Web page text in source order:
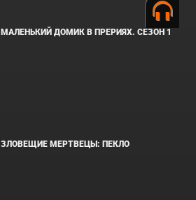
МАЛЕНЬКИЙ ДОМИК В ПРЕРИЯХ. СЕЗОН 1
ЗЛОВЕЩИЕ МЕРТВЕЦЫ: ПЕКЛО